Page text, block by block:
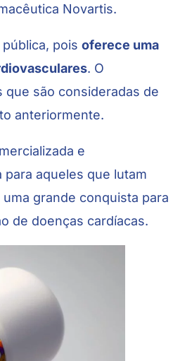
Novartis.
pública, poisoferece uma
. O
que são consideradas de
anteriormente.
e
aqueles que lutam
grande conquista para
de doenças cardíacas.